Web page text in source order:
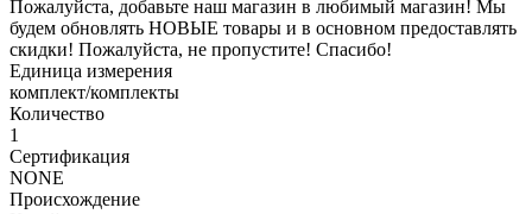
Пожалуйста, добавьте наш магазин в любимый магазин! Мы
будем обновлять НОВЫЕ товары и в основном предоставлять
скидки! Пожалуйста, не пропустите! Спасибо!
Единица измерения
комплект/комплекты
Количество
1
Сертификация
NONE
Происхождение